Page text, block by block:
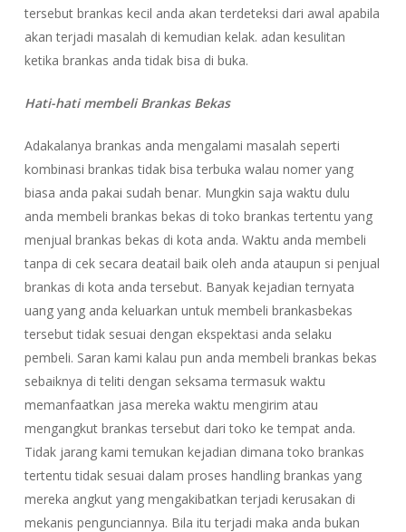
tersebut brankas kecil anda akan terdeteksi dari awal apabila
akan terjadi masalah di kemudian kelak. adan kesulitan
ketika brankas anda tidak bisa di buka.
Hati-hati membeli Brankas Bekas
Adakalanya brankas anda mengalami masalah seperti
kombinasi brankas tidak bisa terbuka walau nomer yang
biasa anda pakai sudah benar. Mungkin saja waktu dulu
anda membeli brankas bekas di toko brankas tertentu yang
menjual brankas bekas di kota anda. Waktu anda membeli
tanpa di cek secara deatail baik oleh anda ataupun si penjual
brankas di kota anda tersebut. Banyak kejadian ternyata
uang yang anda keluarkan untuk membeli brankasbekas
tersebut tidak sesuai dengan ekspektasi anda selaku
pembeli. Saran kami kalau pun anda membeli brankas bekas
sebaiknya di teliti dengan seksama termasuk waktu
memanfaatkan jasa mereka waktu mengirim atau
mengangkut brankas tersebut dari toko ke tempat anda.
Tidak jarang kami temukan kejadian dimana toko brankas
tertentu tidak sesuai dalam proses handling brankas yang
mereka angkut yang mengakibatkan terjadi kerusakan di
mekanis pengunciannya. Bila itu terjadi maka anda bukan